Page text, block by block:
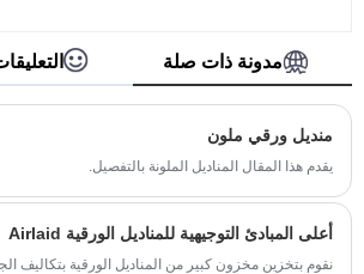
على المدى الطويل في الصين.
مدونة ذات صلة
منديل ورقي ملون
يقدم هذا المقال المناديل الملونة بالتفصيل.
أعلى المبادئ التوجيهية للمناديل الورقية Airlaid
نقوم بتخزين مخزون كبير من المناديل الورقية بتكاليف